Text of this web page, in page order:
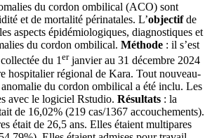
du cordon ombilical (ACO) sont
et de mortalité périnatales. L’objectifde
aspects épidémiologiques, diagnostiques et
du cordon ombilical. Méthode : il s’est
du 1erjanvier au 31 décembre 2024
hospitalier régional de Kara. Tout nouveau-
anomalie du cordon ombilical a été inclu. Les
avec le logiciel Rstudio. Résultats : la
de 16,02% (219 cas/1367 accouchements).
était de 26,5 ans. Elles étaient multipares